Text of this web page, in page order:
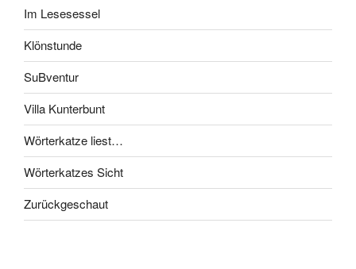
Im Lesesessel
Klönstunde
SuBventur
Villa Kunterbunt
Wörterkatze liest…
Wörterkatzes Sicht
Zurückgeschaut